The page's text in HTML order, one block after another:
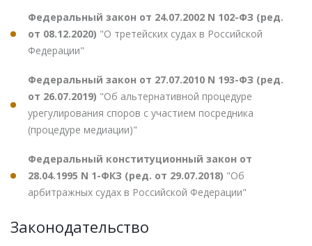
Федеральный закон от 24.07.2002 N 102-ФЗ (ред.
от 08.12.2020) "О третейских судах в Российской
Федерации"
Федеральный закон от 27.07.2010 N 193-ФЗ (ред.
от 26.07.2019) "Об альтернативной процедуре
урегулирования споров с участием посредника
(процедуре медиации)"
Федеральный конституционный закон от
28.04.1995 N 1-ФКЗ (ред. от 29.07.2018) "Об
арбитражных судах в Российской Федерации"
Законодательство